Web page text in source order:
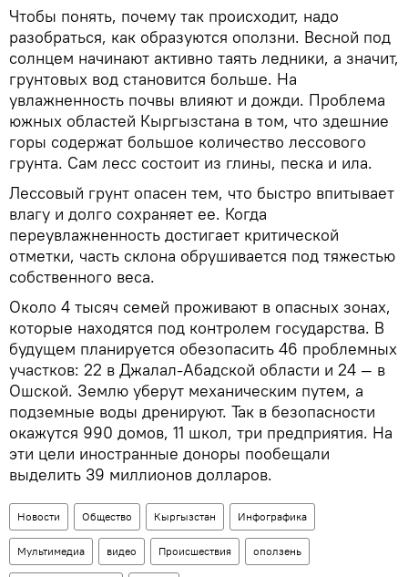
Чтобы понять, почему так происходит, надо
разобраться, как образуются оползни. Весной под
солнцем начинают активно таять ледники, а значит,
грунтовых вод становится больше. На
увлажненность почвы влияют и дожди. Проблема
южных областей Кыргызстана в том, что здешние
горы содержат большое количество лессового
грунта. Сам лесс состоит из глины, песка и ила.
Лессовый грунт опасен тем, что быстро впитывает
влагу и долго сохраняет ее. Когда
переувлажненность достигает критической
отметки, часть склона обрушивается под тяжестью
собственного веса.
Около 4 тысяч семей проживают в опасных зонах,
которые находятся под контролем государства. В
будущем планируется обезопасить 46 проблемных
участков: 22 в Джалал-Абадской области и 24 — в
Ошской. Землю уберут механическим путем, а
подземные воды дренируют. Так в безопасности
окажутся 990 домов, 11 школ, три предприятия. На
эти цели иностранные доноры пообещали
выделить 39 миллионов долларов.
Новости Общество Кыргызстан Инфографика
Мультимедиа видео Происшествия оползень